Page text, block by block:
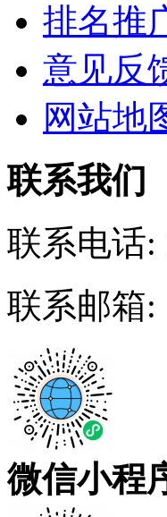
排名推
意见反
网站地
联系我们
联系电话:
联系邮箱:
微信小程